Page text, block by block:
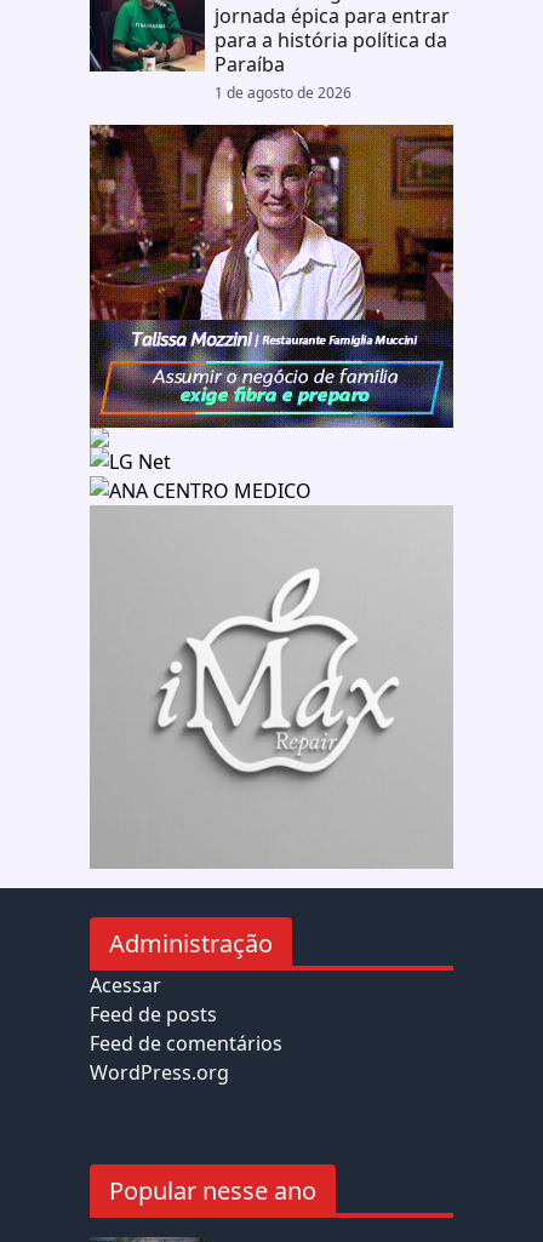
jornada épica para entrar
para a história política da
Paraíba
1 de agosto de 2026
Administração
Acessar
Feed de posts
Feed de comentários
WordPress.org
Popular nesse ano